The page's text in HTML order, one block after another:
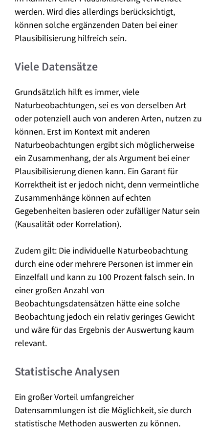
werden. Wird dies allerdings berücksichtigt,
können solche ergänzenden Daten bei einer
Plausibilisierung hilfreich sein.
Viele Datensätze
Grundsätzlich hilft es immer, viele
Naturbeobachtungen, sei es von derselben Art
oder potenziell auch von anderen Arten, nutzen zu
können. Erst im Kontext mit anderen
Naturbeobachtungen ergibt sich möglicherweise
ein Zusammenhang, der als Argument bei einer
Plausibilisierung dienen kann. Ein Garant für
Korrektheit ist er jedoch nicht, denn vermeintliche
Zusammenhänge können auf echten
Gegebenheiten basieren oder zufälliger Natur sein
(Kausalität oder Korrelation).
Zudem gilt: Die individuelle Naturbeobachtung
durch eine oder mehrere Personen ist immer ein
Einzelfall und kann zu 100 Prozent falsch sein. In
einer großen Anzahl von
Beobachtungsdatensätzen hätte eine solche
Beobachtung jedoch ein relativ geringes Gewicht
und wäre für das Ergebnis der Auswertung kaum
relevant.
Statistische Analysen
Ein großer Vorteil umfangreicher
Datensammlungen ist die Möglichkeit, sie durch
statistische Methoden auswerten zu können.